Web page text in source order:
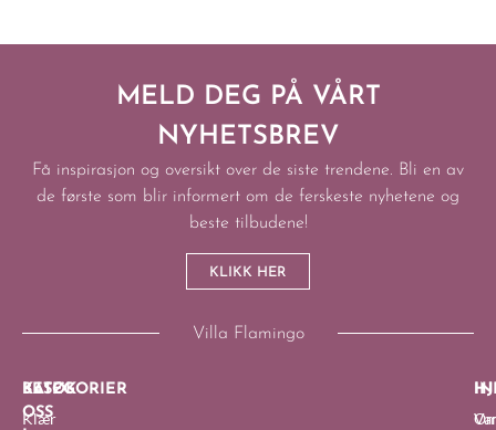
MELD DEG PÅ VÅRT
NYHETSBREV
Få inspirasjon og oversikt over de siste trendene. Bli en av
de første som blir informert om de ferskeste nyhetene og
beste tilbudene!
KLIKK HER
Villa Flamingo
BESØK
OSS
KATEGORIER
Klær